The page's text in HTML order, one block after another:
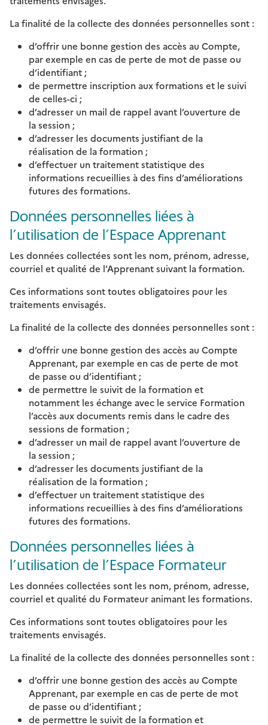
La finalité de la collecte des données personnelles sont :
d’offrir une bonne gestion des accès au Compte,
par exemple en cas de perte de mot de passe ou
d’identifiant ;
de permettre inscription aux formations et le suivi
de celles-ci ;
d’adresser un mail de rappel avant l’ouverture de
la session ;
d’adresser les documents justifiant de la
réalisation de la formation ;
d’effectuer un traitement statistique des
informations recueillies à des fins d’améliorations
futures des formations.
Données personnelles liées à
l’utilisation de l’Espace Apprenant
Les données collectées sont les nom, prénom, adresse,
courriel et qualité de l’Apprenant suivant la formation.
Ces informations sont toutes obligatoires pour les
traitements envisagés.
La finalité de la collecte des données personnelles sont :
d’offrir une bonne gestion des accès au Compte
Apprenant, par exemple en cas de perte de mot
de passe ou d’identifiant ;
de permettre le suivit de la formation et
notamment les échange avec le service Formation
l’accès aux documents remis dans le cadre des
sessions de formation ;
d’adresser un mail de rappel avant l’ouverture de
la session ;
d’adresser les documents justifiant de la
réalisation de la formation ;
d’effectuer un traitement statistique des
informations recueillies à des fins d’améliorations
futures des formations.
Données personnelles liées à
l’utilisation de l’Espace Formateur
Les données collectées sont les nom, prénom, adresse,
courriel et qualité du Formateur animant les formations.
Ces informations sont toutes obligatoires pour les
traitements envisagés.
La finalité de la collecte des données personnelles sont :
d’offrir une bonne gestion des accès au Compte
Apprenant, par exemple en cas de perte de mot
de passe ou d’identifiant ;
de permettre le suivit de la formation et